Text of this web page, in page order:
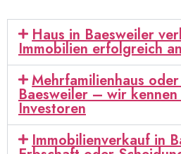
Haus in Baesweiler
Immobilien erfolgreich
Mehrfamilienhaus
Baesweiler – wir
Investoren
Immobilienverkauf in